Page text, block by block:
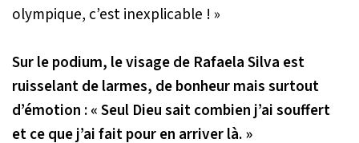
olympique, c’est inexplicable ! »
Sur le podium, le visage de Rafaela Silva est
ruisselant de larmes, de bonheur mais surtout
d’émotion :« Seul Dieu sait combien j’ai souffert
et ce que j’ai fait pour en arriver là. »